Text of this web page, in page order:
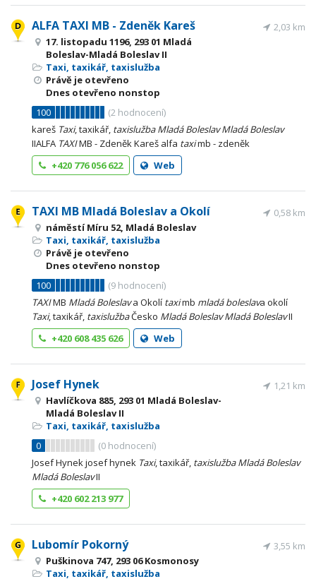
ALFA TAXI MB - Zdeněk Kareš
17. listopadu 1196, 293 01 Mladá
Boleslav-Mladá Boleslav II
Taxi, taxikář, taxislužba
Právě je otevřeno
Dnes otevřeno nonstop
100
(2 hodnocení)
2,03 km
kareš Taxi, taxikář, taxislužba Mladá Boleslav Mladá Boleslav
IIALFA TAXIMB - Zdeněk Kareš alfa taximb - zdeněk
+420 776 056 622
Web
TAXI MB Mladá Boleslav a Okolí
náměstí Míru 52, Mladá Boleslav
Taxi, taxikář, taxislužba
Právě je otevřeno
Dnes otevřeno nonstop
100
(9 hodnocení)
0,58 km
TAXIMB Mladá Boleslava Okolí taximb mladá boleslava okolí
Taxi, taxikář, taxislužbaČesko Mladá Boleslav Mladá BoleslavII
+420 608 435 626
Web
Josef Hynek
Havlíčkova 885, 293 01 Mladá Boleslav-
Mladá Boleslav II
Taxi, taxikář, taxislužba
0
(0 hodnocení)
1,21 km
Josef Hynek josef hynek Taxi, taxikář, taxislužba Mladá Boleslav
Mladá BoleslavII
+420 602 213 977
Lubomír Pokorný
Puškinova 747, 293 06 Kosmonosy
Taxi, taxikář, taxislužba
3,55 km